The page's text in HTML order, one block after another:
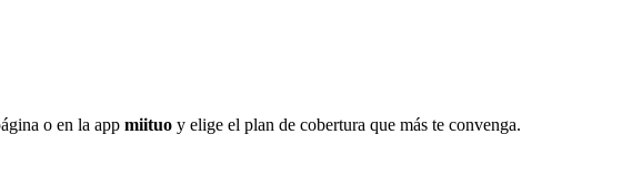
o en la app miituo y elige el plan de cobertura que más te convenga.